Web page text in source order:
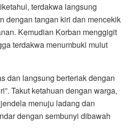
terdakwa langsung
dengan tangan kiri dan mencekik
Kemudian Korban menggigit
terdakwa menumbuki mulut
dan langsung berteriak dengan
Takut ketahuan dengan warga,
menuju ladang dan
dengan sembunyi dibawah